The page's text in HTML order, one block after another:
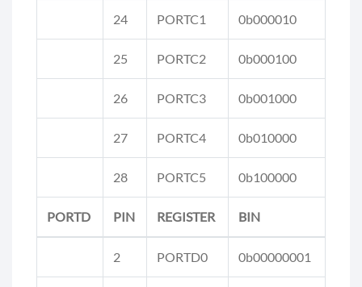
24 PORTC1 0b000010
25 PORTC2 0b000100
26 PORTC3 0b001000
27 PORTC4 0b010000
28 PORTC5 0b100000
PORTD PIN REGISTER BIN
2 PORTD0 0b00000001